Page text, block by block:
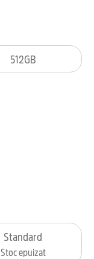
512GB
Standard
Stoc epuizat